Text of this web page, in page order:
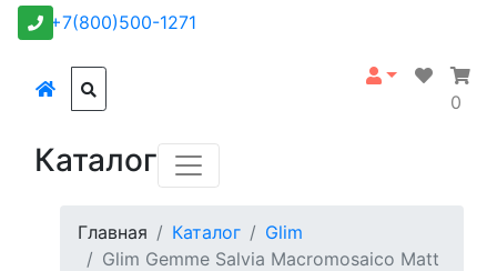
+7(800)500-1271
0
Каталог
Главная Каталог
Glim
Glim Gemme Salvia Macromosaico Matt